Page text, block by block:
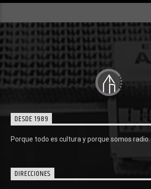
DESDE 1989
Porque todo es cultura y porque somos radio.
DIRECCIONES